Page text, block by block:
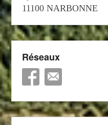
11100 NARBONNE
Réseaux